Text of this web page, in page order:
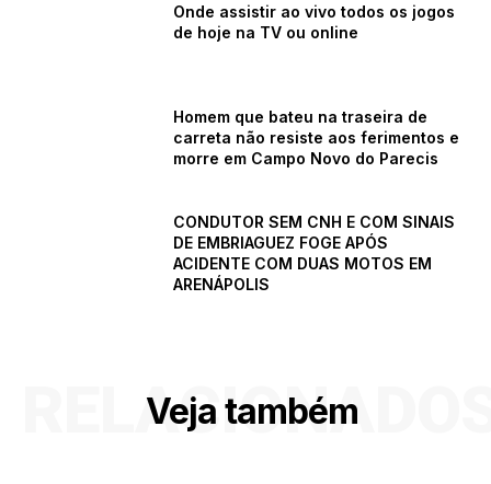
Onde assistir ao vivo todos os jogos
de hoje na TV ou online
Homem que bateu na traseira de
carreta não resiste aos ferimentos e
morre em Campo Novo do Parecis
CONDUTOR SEM CNH E COM SINAIS
DE EMBRIAGUEZ FOGE APÓS
ACIDENTE COM DUAS MOTOS EM
ARENÁPOLIS
Veja também